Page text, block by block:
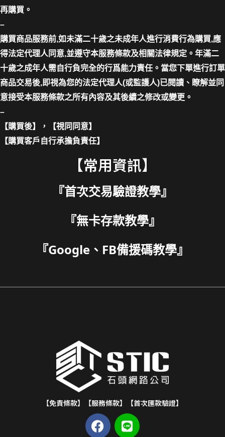
再購買。
–
購買商品服務前,如未滿二十歲之未成年人進行消費行為購買,應
得法定代理人同意,並遵守本服務條款及相關法律規定。年滿二
十歲之成年人需自行負完全的行爲能力責任。當您下單進行訂單
商品交易後,即視為您的法定代理人(或監護人)已閱讀、瞭解並同
意接受本服務條款之所有內容及其後續之修改或變更。
–
【購買後】，【視同同意】
【購買客戶自行承擔負責任】
【常用資訊】
『首次交易驗證教學』
『無卡存款教學』
『Google、FB備援碼教學』
【免責條款】 【服務條款】 【首次匯款驗證】